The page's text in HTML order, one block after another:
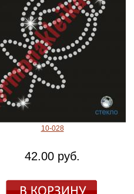
10-028
42.00 руб.